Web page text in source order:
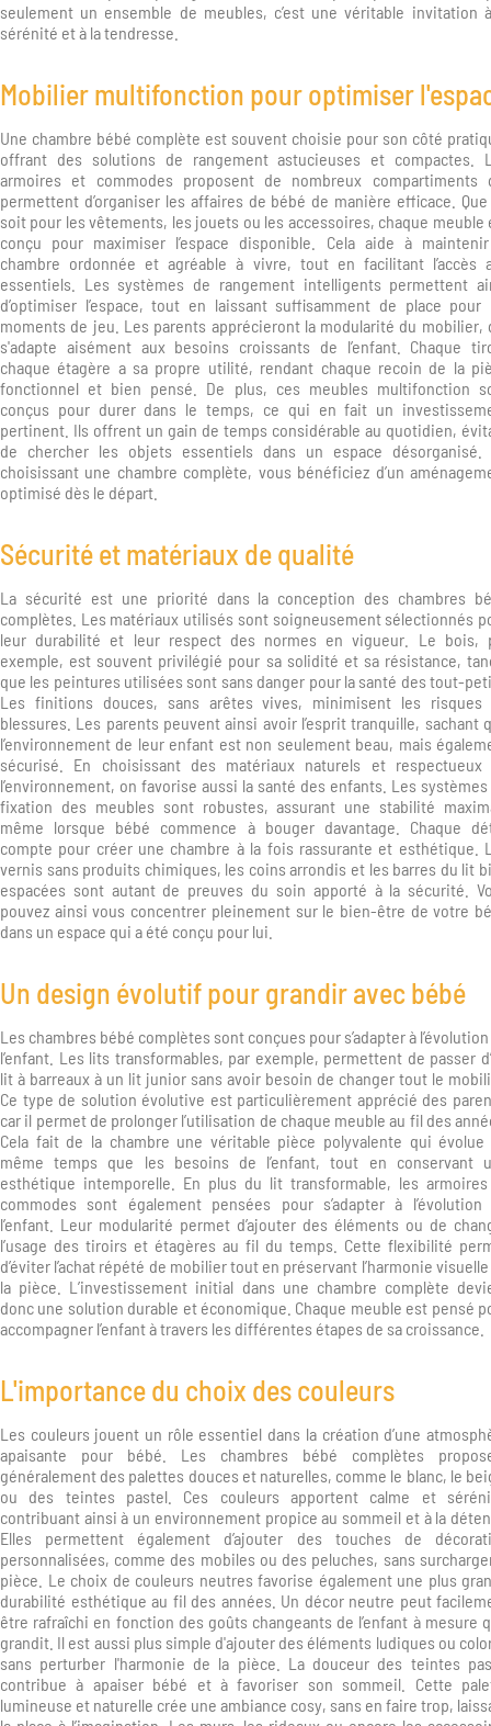
seulement un ensemble de meubles, c’est une véritable invitation
sérénité et à la tendresse.
Mobilier multifonction pour optimiser
Une chambre bébé complète est souvent choisie pour son côté
offrant des solutions de rangement astucieuses et compactes.
armoires et commodes proposent de nombreux compartiments
permettent d’organiser les affaires de bébé de manière efficace.
soit pour les vêtements, les jouets ou les accessoires, chaque meuble
conçu pour maximiser l’espace disponible. Cela aide à
chambre ordonnée et agréable à vivre, tout en facilitant l’accès
essentiels. Les systèmes de rangement intelligents permettent
d’optimiser l’espace, tout en laissant suffisamment de place pour
moments de jeu. Les parents apprécieront la modularité du mobilier,
s'adapte aisément aux besoins croissants de l’enfant. Chaque
chaque étagère a sa propre utilité, rendant chaque recoin de la
fonctionnel et bien pensé. De plus, ces meubles multifonction
conçus pour durer dans le temps, ce qui en fait un
pertinent. Ils offrent un gain de temps considérable au quotidien,
de chercher les objets essentiels dans un espace désorganisé.
choisissant une chambre complète, vous bénéficiez d’un
optimisé dès le départ.
Sécurité et matériaux de qualité
La sécurité est une priorité dans la conception des chambres
complètes. Les matériaux utilisés sont soigneusement sélectionnés
leur durabilité et leur respect des normes en vigueur. Le bois,
exemple, est souvent privilégié pour sa solidité et sa résistance,
que les peintures utilisées sont sans danger pour la santé des tout-
Les finitions douces, sans arêtes vives, minimisent les risques
blessures. Les parents peuvent ainsi avoir l’esprit tranquille, sachant
l’environnement de leur enfant est non seulement beau, mais
sécurisé. En choisissant des matériaux naturels et respectueux
l’environnement, on favorise aussi la santé des enfants. Les
fixation des meubles sont robustes, assurant une stabilité
même lorsque bébé commence à bouger davantage. Chaque
compte pour créer une chambre à la fois rassurante et esthétique.
vernis sans produits chimiques, les coins arrondis et les barres du lit
espacées sont autant de preuves du soin apporté à la sécurité.
pouvez ainsi vous concentrer pleinement sur le bien-être de votre
dans un espace qui a été conçu pour lui.
Un design évolutif pour grandir avec bébé
Les chambres bébé complètes sont conçues pour s’adapter à
l’enfant. Les lits transformables, par exemple, permettent de passer
lit à barreaux à un lit junior sans avoir besoin de changer tout le
Ce type de solution évolutive est particulièrement apprécié des
car il permet de prolonger l’utilisation de chaque meuble au fil des
Cela fait de la chambre une véritable pièce polyvalente qui évolue
même temps que les besoins de l’enfant, tout en conservant
esthétique intemporelle. En plus du lit transformable, les
commodes sont également pensées pour s’adapter à l’évolution
l’enfant. Leur modularité permet d’ajouter des éléments ou de
l’usage des tiroirs et étagères au fil du temps. Cette flexibilité
d’éviter l’achat répété de mobilier tout en préservant l’harmonie
la pièce. L’investissement initial dans une chambre complète
donc une solution durable et économique. Chaque meuble est pensé
accompagner l’enfant à travers les différentes étapes de sa croissance.
L'importance du choix des couleurs
Les couleurs jouent un rôle essentiel dans la création d’une
apaisante pour bébé. Les chambres bébé complètes
généralement des palettes douces et naturelles, comme le blanc, le
ou des teintes pastel. Ces couleurs apportent calme et
contribuant ainsi à un environnement propice au sommeil et à la
Elles permettent également d’ajouter des touches de
personnalisées, comme des mobiles ou des peluches, sans
pièce. Le choix de couleurs neutres favorise également une plus
durabilité esthétique au fil des années. Un décor neutre peut
être rafraîchi en fonction des goûts changeants de l’enfant à mesure
grandit. Il est aussi plus simple d'ajouter des éléments ludiques ou
sans perturber l'harmonie de la pièce. La douceur des teintes
contribue à apaiser bébé et à favoriser son sommeil. Cette
lumineuse et naturelle crée une ambiance cosy, sans en faire trop,